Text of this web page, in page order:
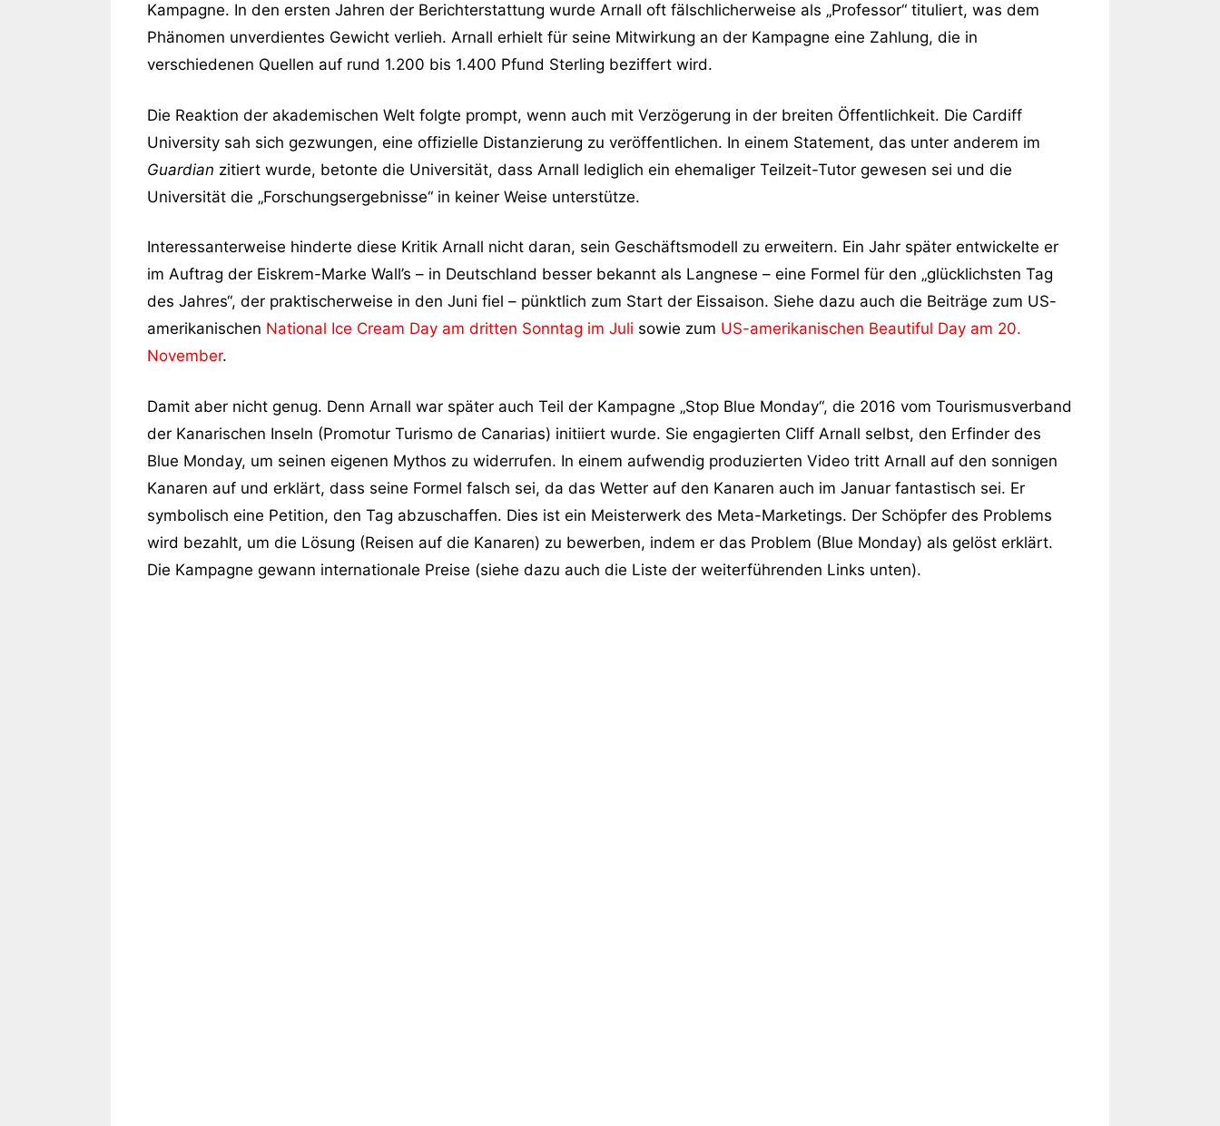
Kampagne. In den ersten Jahren der Berichterstattung wurde Arnall oft fälschlicherweise als „Professor“ tituliert, was dem
Phänomen unverdientes Gewicht verlieh. Arnall erhielt für seine Mitwirkung an der Kampagne eine Zahlung, die in
verschiedenen Quellen auf rund 1.200 bis 1.400 Pfund Sterling beziffert wird.
Die Reaktion der akademischen Welt folgte prompt, wenn auch mit Verzögerung in der breiten Öffentlichkeit. Die Cardiff
University sah sich gezwungen, eine offizielle Distanzierung zu veröffentlichen. In einem Statement, das unter anderem im
Guardian zitiert wurde, betonte die Universität, dass Arnall lediglich ein ehemaliger Teilzeit-Tutor gewesen sei und die
Universität die „Forschungsergebnisse“ in keiner Weise unterstütze.
Interessanterweise hinderte diese Kritik Arnall nicht daran, sein Geschäftsmodell zu erweitern. Ein Jahr später entwickelte er
im Auftrag der Eiskrem-Marke Wall’s – in Deutschland besser bekannt als Langnese – eine Formel für den „glücklichsten Tag
des Jahres“, der praktischerweise in den Juni fiel – pünktlich zum Start der Eissaison. Siehe dazu auch die Beiträge zum US-
amerikanischen National Ice Cream Day am dritten Sonntag im Juli sowie zum US-amerikanischen Beautiful Day am 20.
November.
Damit aber nicht genug. Denn Arnall war später auch Teil der Kampagne „Stop Blue Monday“, die 2016 vom Tourismusverband
der Kanarischen Inseln (Promotur Turismo de Canarias) initiiert wurde. Sie engagierten Cliff Arnall selbst, den Erfinder des
Blue Monday, um seinen eigenen Mythos zu widerrufen. In einem aufwendig produzierten Video tritt Arnall auf den sonnigen
Kanaren auf und erklärt, dass seine Formel falsch sei, da das Wetter auf den Kanaren auch im Januar fantastisch sei. Er
symbolisch eine Petition, den Tag abzuschaffen. Dies ist ein Meisterwerk des Meta-Marketings. Der Schöpfer des Problems
wird bezahlt, um die Lösung (Reisen auf die Kanaren) zu bewerben, indem er das Problem (Blue Monday) als gelöst erklärt.
Die Kampagne gewann internationale Preise (siehe dazu auch die Liste der weiterführenden Links unten).